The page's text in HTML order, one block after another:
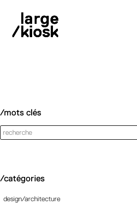
/mots clés
/catégories
design/architecture